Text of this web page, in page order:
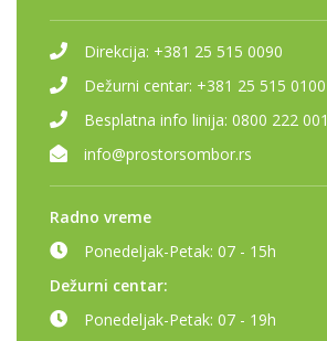
Direkcija: +381 25 515 0090
Dežurni centar: +381 25 515 0100
Besplatna info linija: 0800 222 001
info@prostorsombor.rs
Radno vreme
Ponedeljak-Petak: 07 - 15h
Dežurni centar:
Ponedeljak-Petak: 07 - 19h